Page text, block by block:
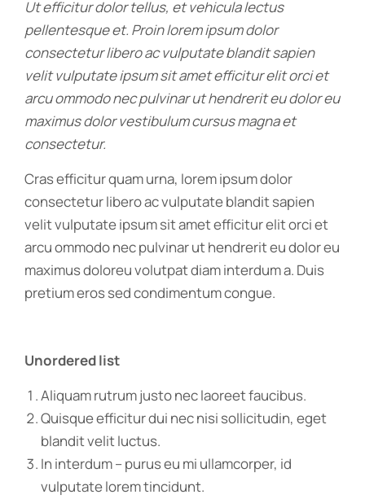
Ut efficitur dolor tellus, et vehicula lectus
pellentesque et. Proin lorem ipsum dolor
consectetur libero ac vulputate blandit sapien
velit vulputate ipsum sit amet efficitur elit orci et
arcu ommodo nec pulvinar ut hendrerit eu dolor eu
maximus dolor vestibulum cursus magna et
consectetur.
Cras efficitur quam urna, lorem ipsum dolor
consectetur libero ac vulputate blandit sapien
velit vulputate ipsum sit amet efficitur elit orci et
arcu ommodo nec pulvinar ut hendrerit eu dolor eu
maximus doloreu volutpat diam interdum a. Duis
pretium eros sed condimentum congue.
Unordered list
Aliquam rutrum justo nec laoreet faucibus.
Quisque efficitur dui nec nisi sollicitudin, eget
blandit velit luctus.
In interdum – purus eu mi ullamcorper, id
vulputate lorem tincidunt.